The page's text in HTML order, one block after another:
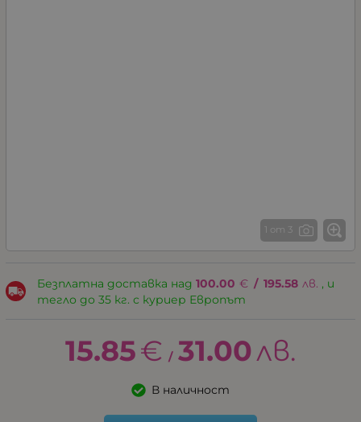
1 от 3
Безплатна доставка над 100.00 € / 195.58 лв. , и
тегло до 35 кг. с куриер Европът
15.85€ / 31.00лв.
В наличност